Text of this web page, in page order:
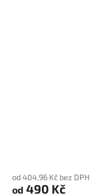
od 404,96 Kč bez DPH
od 490 Kč